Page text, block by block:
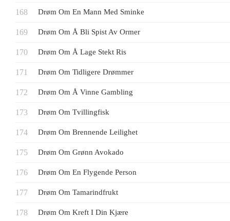
Drøm Om En Mann Med Sminke
Drøm Om Å Bli Spist Av Ormer
Drøm Om Å Lage Stekt Ris
Drøm Om Tidligere Drømmer
Drøm Om Å Vinne Gambling
Drøm Om Tvillingfisk
Drøm Om Brennende Leilighet
Drøm Om Grønn Avokado
Drøm Om En Flygende Person
Drøm Om Tamarindfrukt
Drøm Om Kreft I Din Kjære